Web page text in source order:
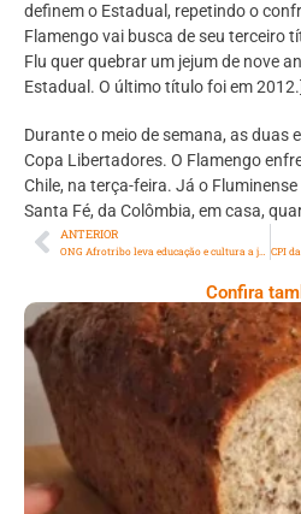
definem o Estadual, repetindo o
Flamengo vai busca de seu terceiro
Flu quer quebrar um jejum de nove
Estadual. O último título foi em 2012.]
Durante o meio de semana, as duas
Copa Libertadores. O Flamengo
Chile, na terça-feira. Já o
Santa Fé, da Colômbia, em casa,
ANTERIOR
ONG Afrotribo leva educação e cultura a jovens carentes e atua na valorização da autoestima de negros
Confira
Comer Bem: